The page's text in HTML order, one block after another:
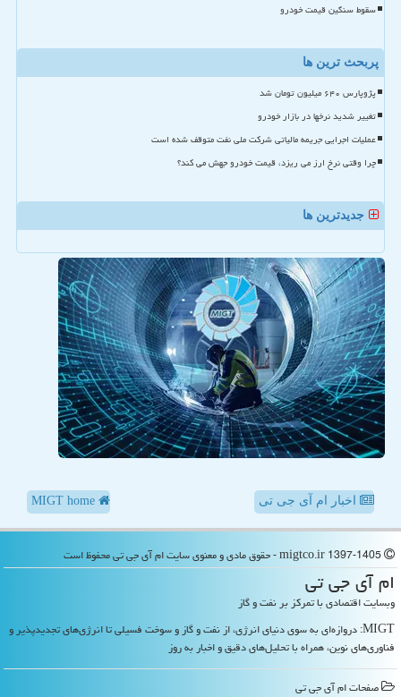
سقوط سنگین قیمت خودرو
پربحث ترین ها
پژوپارس ۶۴۰ میلیون تومان شد
تغییر شدید نرخها در بازار خودرو
عملیات اجرایی جریمه مالیاتی شرکت ملی نفت متوقف شده است
چرا وقتی نرخ ارز می ریزد، قیمت خودرو جهش می کند؟
جدیدترین ها
اخبار ام آی جی تی
ام آی جی تی
وبسایت اقتصادی با تمرکز بر نفت و گاز
MIGT: دروازه‌ای به سوی دنیای انرژی، از نفت و گاز و سوخت فسیلی تا انرژی‌های تجدیدپذیر و
فناوری‌های نوین، همراه با تحلیل‌های دقیق و اخبار به روز
صفحات ام آی جی تی